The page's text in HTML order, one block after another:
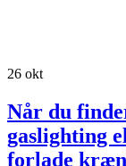
26 okt
Når du
gaslighting
forlade